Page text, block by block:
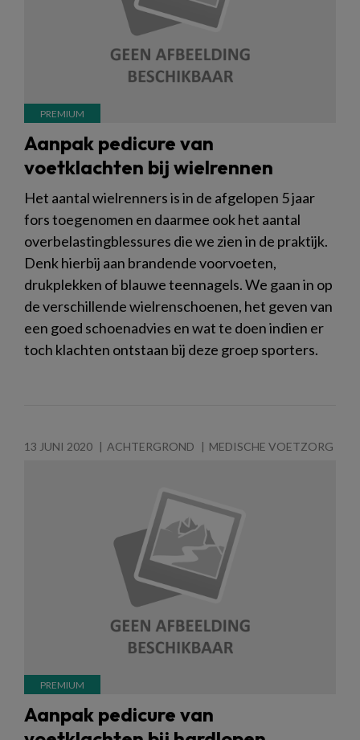
Aanpak pedicure van
voetklachten bij wielrennen
Het aantal wielrenners is in de afgelopen 5 jaar
fors toegenomen en daarmee ook het aantal
overbelastingblessures die we zien in de praktijk.
Denk hierbij aan brandende voorvoeten,
drukplekken of blauwe teennagels. We gaan in op
de verschillende wielrenschoenen, het geven van
een goed schoenadvies en wat te doen indien er
toch klachten ontstaan bij deze groep sporters.
13 JUNI 2020 ACHTERGROND MEDISCHE VOETZORG
Aanpak pedicure van